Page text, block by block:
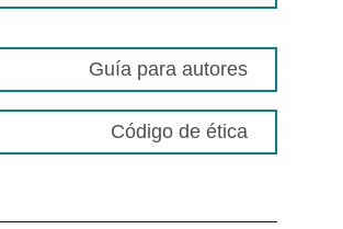
Guía para autores
Código de ética